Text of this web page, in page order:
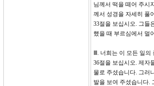
님께서 떡을 떼어 주시
께서 성경을 자세히 풀
33절을 보십시오. 그들
했을 때 부르심에서 멀
Ⅲ. 너희는 이 모든 일의
36절을 보십시오. 제자
물로 주셨습니다. 그러
발을 보여 주셨습니다.